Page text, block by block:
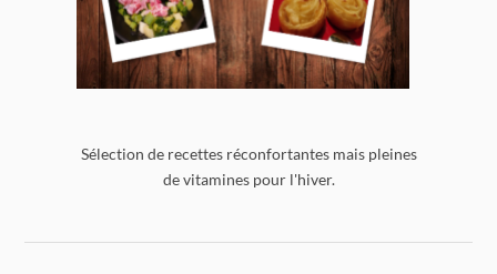
Sélection de recettes réconfortantes mais pleines
de vitamines pour l'hiver.